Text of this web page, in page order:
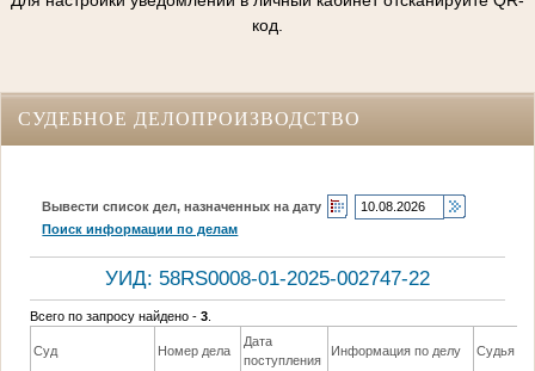
код.
СУДЕБНОЕ ДЕЛОПРОИЗВОДСТВО
Вывести список дел, назначенных на дату
Поиск информации по делам
УИД: 58RS0008-01-2025-002747-22
Всего по запросу найдено -3
Суд Номер дела
Дата
поступления
Информация по делу Судья